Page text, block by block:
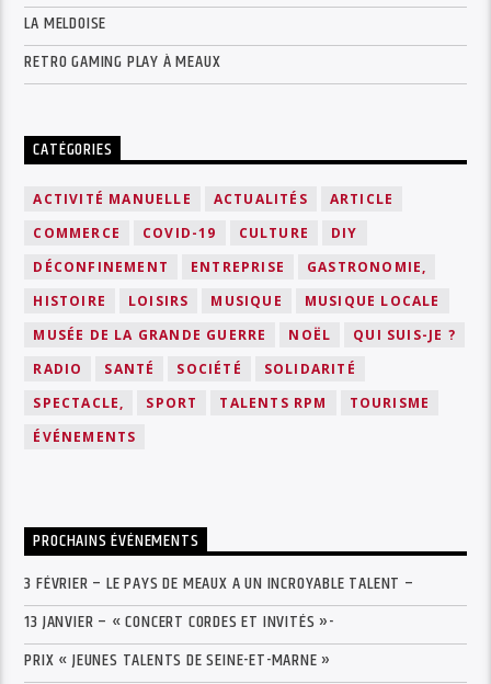
LA MELDOISE
RETRO GAMING PLAY À MEAUX
CATÉGORIES
ACTIVITÉ MANUELLE ACTUALITÉS
ARTICLE
COMMERCE
COVID-19 CULTURE
DIY
DÉCONFINEMENT
ENTREPRISE
GASTRONOMIE,
HISTOIRE
LOISIRS MUSIQUE
MUSIQUE LOCALE
MUSÉE DE LA GRANDE GUERRE
NOËL
QUI SUIS-JE ?
RADIO
SANTÉ SOCIÉTÉ
SOLIDARITÉ
SPECTACLE,
SPORT TALENTS RPM
TOURISME
ÉVÉNEMENTS
PROCHAINS ÉVÉNEMENTS
3 FÉVRIER – LE PAYS DE MEAUX A UN INCROYABLE TALENT –
13 JANVIER – « CONCERT CORDES ET INVITÉS »-
PRIX « JEUNES TALENTS DE SEINE-ET-MARNE »